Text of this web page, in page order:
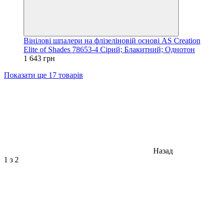
Вінілові шпалери на флізеліновій основі AS Creation
Elite of Shades 78653-4 Сірий; Блакитний; Однотон
1 643 грн
Показати ще 17 товарів
Назад
1 з 2